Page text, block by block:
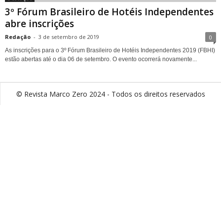
3º Fórum Brasileiro de Hotéis Independentes
abre inscrições
Redação - 3 de setembro de 2019 0
As inscrições para o 3º Fórum Brasileiro de Hotéis Independentes 2019 (FBHI)
estão abertas até o dia 06 de setembro. O evento ocorrerá novamente...
© Revista Marco Zero 2024 - Todos os direitos reservados